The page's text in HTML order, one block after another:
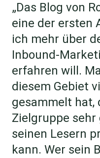
„Das Blog von
eine der ersten
ich mehr über
Inbound-
erfahren will.
diesem Gebiet
gesammelt hat,
Zielgruppe
seinen Lesern
kann. Wer sein